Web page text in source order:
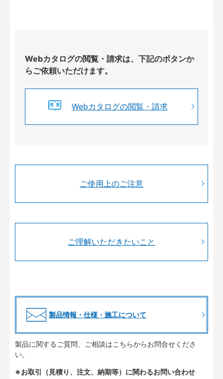
Webカタログの閲覧・請求は、下記のボタンか
らご依頼いただけます。
Webカタログの閲覧・請求
ご使用上のご注意
ご理解いただきたいこと
製品情報・仕様・施工について
製品に関するご質問、ご相談はこちらからお問合せくださ
い。
※お取引（見積り、注文、納期等）に関わるお問い合わせ